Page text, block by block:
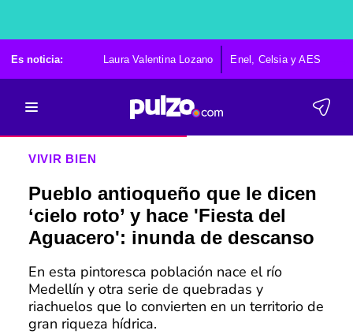
Es noticia: Laura Valentina Lozano Enel, Celsia y AES
VIVIR BIEN
Pueblo antioqueño que le dicen
‘cielo roto’ y hace 'Fiesta del
Aguacero': inunda de descanso
En esta pintoresca población nace el río
Medellín y otra serie de quebradas y
riachuelos que lo convierten en un territorio de
gran riqueza hídrica.